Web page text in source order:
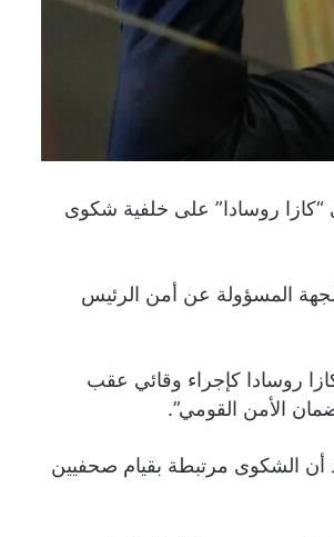
“كازا روسادا” على خلفية شكوى
المسؤولة عن أمن الرئيس
روسادا كإجراء وقائي عقب
الأمن القومي”.
أن الشكوى مرتبطة بقيام صحفيين